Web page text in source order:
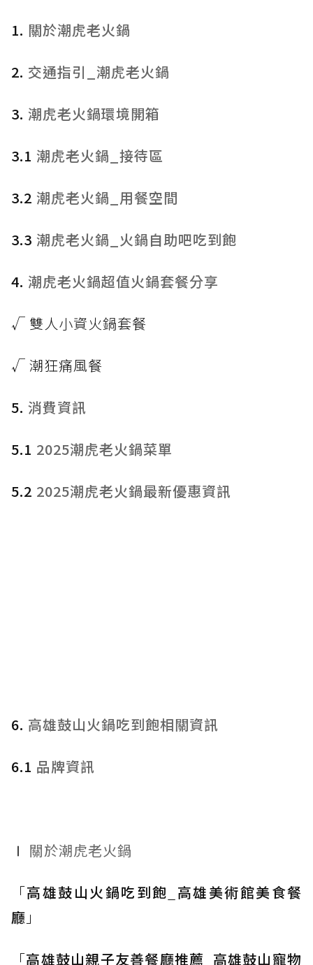
1. 關於潮虎老火鍋
2. 交通指引_潮虎老火鍋
3. 潮虎老火鍋環境開箱
3.1 潮虎老火鍋_接待區
3.2 潮虎老火鍋_用餐空間
3.3 潮虎老火鍋_火鍋自助吧吃到飽
4. 潮虎老火鍋超值火鍋套餐分享
√ 雙人小資火鍋套餐
√ 潮狂痛風餐
5. 消費資訊
5.1 2025潮虎老火鍋菜單
5.2 2025潮虎老火鍋最新優惠資訊
6. 高雄鼓山火鍋吃到飽相關資訊
6.1 品牌資訊
Ⅰ 關於潮虎老火鍋
「高雄鼓山火鍋吃到飽 高雄美術館美食餐
廳 」
「高雄鼓山親子友善餐廳推薦 高雄鼓山寵物